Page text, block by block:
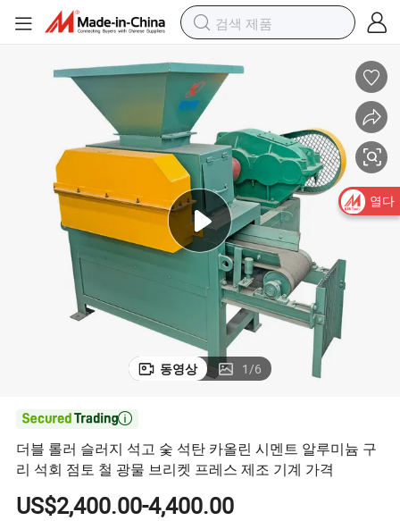
동영상 1/6

더블 롤러 슬러지 석고 숯 석탄 카올린 시멘트 알루미늄 구
리 석회 점토 철 광물 브리켓 프레스 제조 기계 가격
US$2,400.00-4,400.00
열다